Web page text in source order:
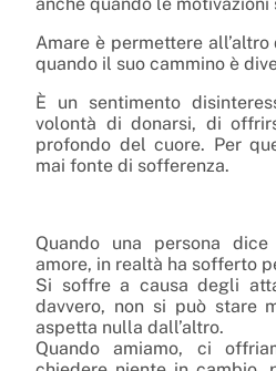
Amare è permettere
quando il suo cammino è
È un sentimento
volontà di donarsi, di
profondo del cuore. Per
mai fonte di sofferenza.
Quando una persona
amore, in realtà ha sofferto
Si soffre a causa degli
davvero, non si può stare
aspetta nulla dall’altro.
Quando amiamo, ci